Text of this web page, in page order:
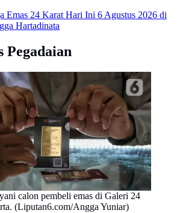
Emas 24 Karat Hari Ini 6 Agustus 2026 di
Hartadinata
Pegadaian
calon pembeli emas di Galeri 24
(Liputan6.com/Angga Yuniar)